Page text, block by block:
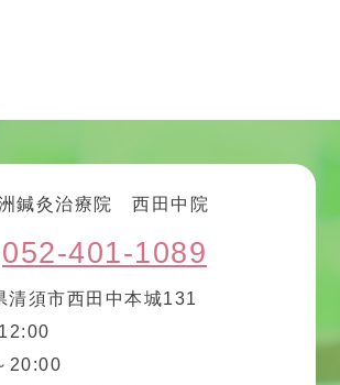
鍼灸治療院 西田中院
052-401-1089
清須市西田中本城131
20:00